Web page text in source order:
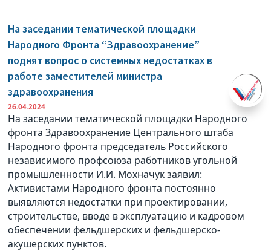
На заседании тематической площадки
Народного Фронта “Здравоохранение”
поднят вопрос о системных недостатках в
работе заместителей министра
здравоохранения
26.04.2024
На заседании тематической площадки Народного
фронта Здравоохранение Центрального штаба
Народного фронта председатель Российского
независимого профсоюза работников угольной
промышленности И.И. Мохначук заявил:
Активистами Народного фронта постоянно
выявляются недостатки при проектировании,
строительстве, вводе в эксплуатацию и кадровом
обеспечении фельдшерских и фельдшерско-
акушерских пунктов.